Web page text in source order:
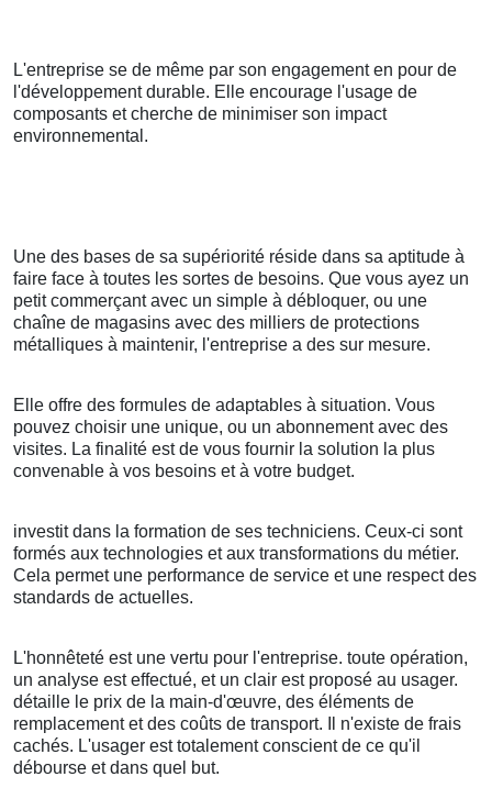
L'entreprise se de même par son engagement en pour de
l'développement durable. Elle encourage l'usage de
composants et cherche de minimiser son impact
environnemental.
Une des bases de sa supériorité réside dans sa aptitude à
faire face à toutes les sortes de besoins. Que vous ayez un
petit commerçant avec un simple à débloquer, ou une
chaîne de magasins avec des milliers de protections
métalliques à maintenir, l'entreprise a des sur mesure.
Elle offre des formules de adaptables à situation. Vous
pouvez choisir une unique, ou un abonnement avec des
visites. La finalité est de vous fournir la solution la plus
convenable à vos besoins et à votre budget.
investit dans la formation de ses techniciens. Ceux-ci sont
formés aux technologies et aux transformations du métier.
Cela permet une performance de service et une respect des
standards de actuelles.
L'honnêteté est une vertu pour l'entreprise. toute opération,
un analyse est effectué, et un clair est proposé au usager.
détaille le prix de la main-d'œuvre, des éléments de
remplacement et des coûts de transport. Il n'existe de frais
cachés. L'usager est totalement conscient de ce qu'il
débourse et dans quel but.